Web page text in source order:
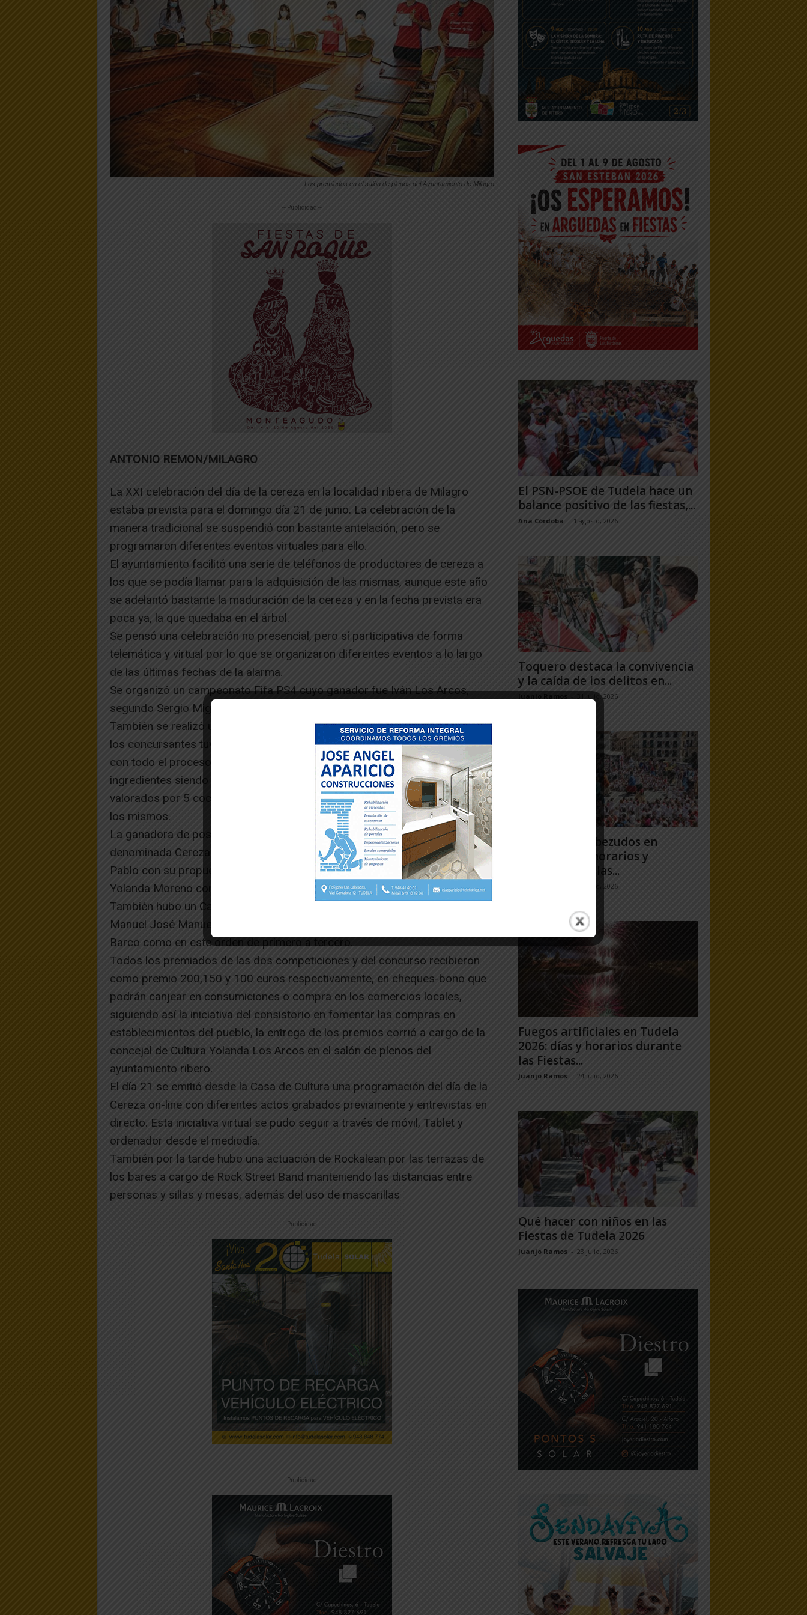
Los premiados en el salón de plenos del Ayuntamiento de Milagro
-- Publicidad --
ANTONIO REMON/MILAGRO
La XXI celebración del día de la cereza en la localidad ribera de Milagro
estaba prevista para el domingo día 21 de junio. La celebración de la
manera tradicional se suspendió con bastante antelación, pero se
programaron diferentes eventos virtuales para ello.
El ayuntamiento facilitó una serie de teléfonos de productores de cereza a
los que se podía llamar para la adquisición de las mismas, aunque este año
se adelantó bastante la maduración de la cereza y en la fecha prevista era
poca ya, la que quedaba en el árbol.
Se pensó una celebración no presencial, pero sí participativa de forma
telemática y virtual por lo que se organizaron diferentes eventos a lo largo
de las últimas fechas de la alarma.
Se organizó un campeonato Fifa PS4 cuyo ganador fue Iván Los Arcos,
segundo Sergio Miguel Molina y tercero Hugo Rubio.
También se realizó un concurso virtual de Postres de Cereza para lo cual,
los concursantes tuvieron que elaborar y grabar en vídeo su elaboración
con todo el proceso y pasos, además de aportar la receta con todos sus
ingredientes siendo el ingrediente principal la cereza. Las propuestas fueron
valorados por 5 cocineros que valoraron la dificultad y la presentación de
los mismos.
La ganadora de postres fue Aleska Velasques con su propuesta
denominada Cereza Pasión, la segunda clasificada fue Mª Soledad Pérez de
Pablo con su propuesta Corona de Cereza y la tercera ganadora fue
Yolanda Moreno con su postre Cereza y Queso Fresco.
También hubo un Campeonato de Dibujo cuyos ganadores fueron José
Manuel José Manuel González Viniegra, Eric Orbe Lojan y Martina Mora
Barco como en este orden de primero a tercero.
Todos los premiados de las dos competiciones y del concurso recibieron
como premio 200,150 y 100 euros respectivamente, en cheques-bono que
podrán canjear en consumiciones o compra en los comercios locales,
siguiendo así la iniciativa del consistorio en fomentar las compras en
establecimientos del pueblo, la entrega de los premios corrió a cargo de la
concejal de Cultura Yolanda Los Arcos en el salón de plenos del
ayuntamiento ribero.
El día 21 se emitió desde la Casa de Cultura una programación del día de la
Cereza on-line con diferentes actos grabados previamente y entrevistas en
directo. Esta iniciativa virtual se pudo seguir a través de móvil, Tablet y
ordenador desde el mediodía.
También por la tarde hubo una actuación de Rockalean por las terrazas de
los bares a cargo de Rock Street Band manteniendo las distancias entre
personas y sillas y mesas, además del uso de mascarillas
-- Publicidad --
-- Publicidad --
El PSN-PSOE de Tudela hace un
balance positivo de las fiestas,...
Ana Córdoba - 1 agosto, 2026
Toquero destaca la convivencia
y la caída de los delitos en...
31 julio, 2026
Gigantes y Cabezudos en
Tudela 2026: horarios y
recorridos en las...
25 julio, 2026
Fuegos artificiales en Tudela
2026: días y horarios durante
las Fiestas...
Juanjo Ramos - 24 julio, 2026
Qué hacer con niños en las
Fiestas de Tudela 2026
Juanjo Ramos - 23 julio, 2026